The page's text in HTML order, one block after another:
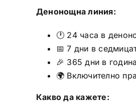
Денонощна линия:
🕐 24 часа в
📅 7 дни в
🎉 365 дни в
🌍 Включително
Какво да кажете: